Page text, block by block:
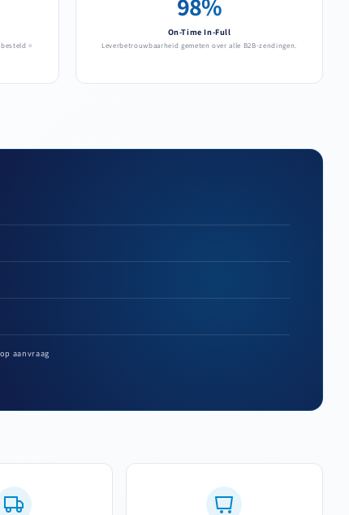
=
98%
On-Time In-Full
Leverbetrouwbaarheid gemeten over alle B2B-zendingen.
aanvraag